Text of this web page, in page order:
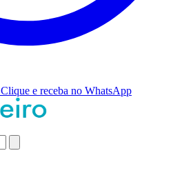
Clique e receba no WhatsApp